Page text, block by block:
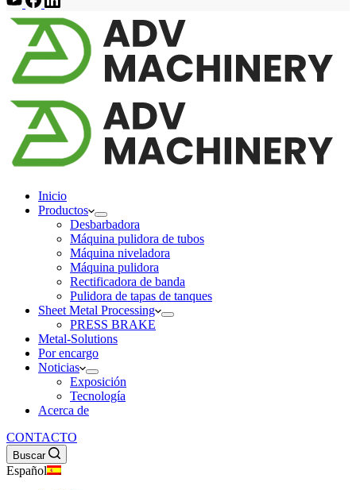
Inicio
Productos
Desbarbadora
Máquina pulidora de tubos
Máquina niveladora
Máquina pulidora
Rectificadora de banda
Pulidora de tapas de tanques
Sheet Metal Processing
PRESS BRAKE
Metal-Solutions
Por encargo
Noticias
Exposición
Tecnología
Acerca de
CONTACTO
Buscar
Español